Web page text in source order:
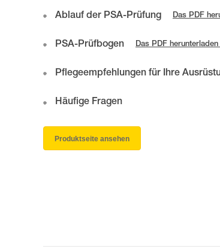
Ablauf der PSA-Prüfung Das PDF
PSA-Prüfbogen Das PDF
Pflegeempfehlungen für Ihre
Häufige Fragen
Produktseite ansehen